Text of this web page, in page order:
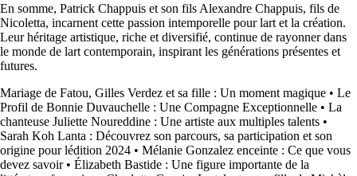
En somme, Patrick Chappuis et son fils Alexandre Chappuis, fils de
Nicoletta, incarnent cette passion intemporelle pour lart et la création.
Leur héritage artistique, riche et diversifié, continue de rayonner dans
le monde de lart contemporain, inspirant les générations présentes et
futures.
Mariage de Fatou, Gilles Verdez et sa fille : Un moment magique • Le
Profil de Bonnie Duvauchelle : Une Compagne Exceptionnelle • La
chanteuse Juliette Noureddine : Une artiste aux multiples talents •
Sarah Koh Lanta : Découvrez son parcours, sa participation et son
origine pour lédition 2024 • Mélanie Gonzalez enceinte : Ce que vous
devez savoir• Élizabeth Bastide : Une figure importante de la